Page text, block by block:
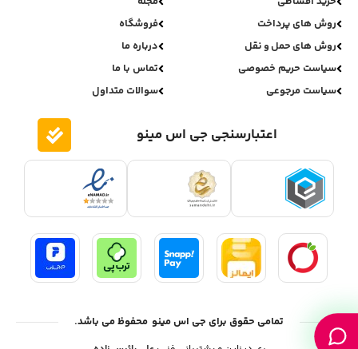
روش های پرداخت
روش های حمل و نقل
سیاست حریم خصوصی
سیاست مرجوعی
فروشگاه
درباره ما
تماس با ما
سوالات متداول
اعتبارسنجی جی اس مینو
تمامی حقوق برای جی اس مینو محفوظ می باشد.